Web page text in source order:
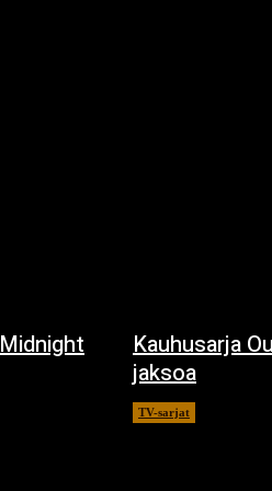
Kauhusarja
jaksoa
TV-sarjat